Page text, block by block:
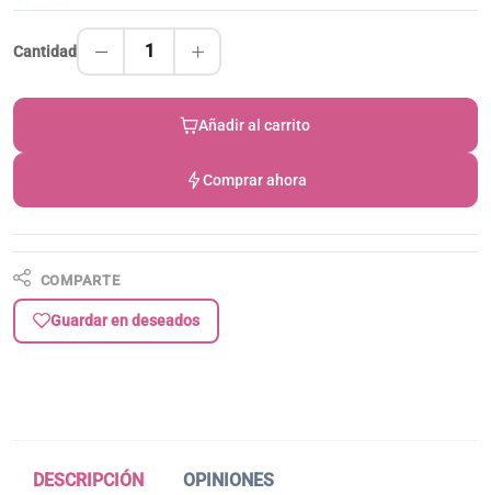
Cantidad 1
Añadir al carrito
Comprar ahora
COMPARTE
Guardar en deseados
DESCRIPCIÓN OPINIONES